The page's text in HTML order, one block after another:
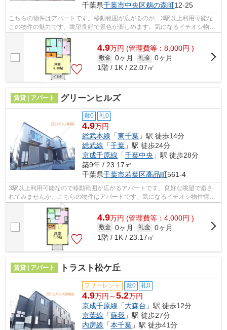
千葉県千葉市中央区鵜の森町12-25
こちらの物件はアパートです。移動範囲が広がるのが、3駅以上利用可能な
この物件の魅力です。眺望良好で景色が楽しめます。気になるイチオシ物件
情報：「Classy蘇我」。千葉市中央区エ...
4.9万円 (管理費等：8,000円 )
敷金 0ヶ月 礼金 0ヶ月
1階 / 1K / 22.07㎡
賃貸 | アパート グリーンヒルズ
敷0 礼0
4.9万円
総武本線 「東千葉 」駅 徒歩14分
総武線 「千葉 」駅 徒歩24分
京成千原線 「千葉中央 」駅 徒歩28分
築9年 / 23.17㎡
千葉県千葉市若葉区高品町561-4
3駅以上利用可能なので移動範囲が広がるアパートです。良好な眺望で癒さ
れてみませんか。こちらの物件はアパートです。気になるイチオシ物件情
報：「グリーンヒルズ」。エバンス 蘇我...
4.9万円 (管理費等：4,000円 )
敷金 0ヶ月 礼金 0ヶ月
1階 / 1K / 23.17㎡
賃貸 | アパート トラスト松ケ丘
フリーレント 敷0 礼0
4.9万円～5.2万円
京成千原線 「大森台 」駅 徒歩12分
京葉線 「蘇我 」駅 徒歩27分
内房線 「本千葉 」駅 徒歩41分